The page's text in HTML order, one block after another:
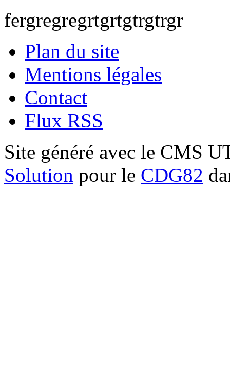
fergregregrtgrtgtrgtrgr
Plan du site
Mentions légales
Contact
Flux RSS
Site généré avec le CMS
Solution pour le CDG82